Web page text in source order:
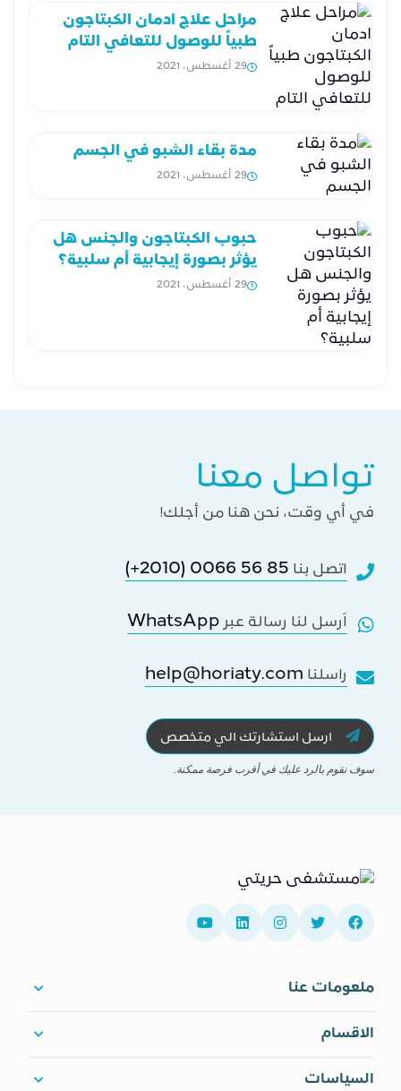
مراحل علاج ادمان الكبتاجون
طبياً للوصول للتعافي التام
29 أغسطس، 2021
مدة بقاء الشبو في الجسم
29 أغسطس، 2021
حبوب الكبتاجون والجنس هل
يؤثر بصورة إيجابية أم سلبية؟
29 أغسطس، 2021
تواصل معنا
في أي وقت، نحن هنا من أجلك!
اتصل بنا (+2010) 0066 56 85
اَرسل لنا رسالة عبر WhatsApp
راسلنا help@horiaty.com
ارسل استشارتك الي متخصص
سوف نقوم بالرد عليك في أقرب فرصة ممكنة.
ملعومات عنا
الاقسام
السياسات